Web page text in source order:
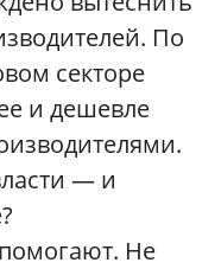
По
секторе
и дешевле
— и
Не